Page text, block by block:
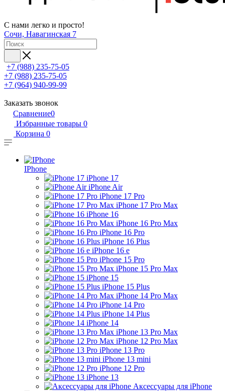
С нами легко и просто!
Сочи, Навагинская 7
+7 (988) 235-75-05
+7 (988) 235-75-05
+7 (964) 940-99-99
Заказать звонок
Сравнение0
Избранные товары 0
Корзина 0
IPhone
iPhone 17
iPhone Air
iPhone 17 Pro
iPhone 17 Pro Max
iPhone 16
iPhone 16 Pro Max
iPhone 16 Pro
iPhone 16 Plus
iPhone 16 e
iPhone 15 Pro
iPhone 15 Pro Max
iPhone 15
iPhone 15 Plus
iPhone 14 Pro Max
iPhone 14 Pro
iPhone 14 Plus
iPhone 14
iPhone 13 Pro Max
iPhone 12 Pro Max
iPhone 13 Pro
iPhone 13 mini
iPhone 12 Pro
iPhone 13
Аксессуары для iPhone